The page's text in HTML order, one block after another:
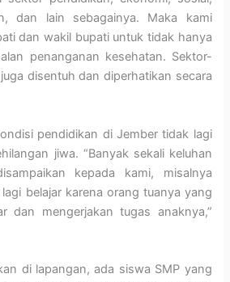
dan lain sebagainya. Maka kami
dan wakil bupati untuk tidak hanya
penanganan kesehatan. Sektor-
disentuh dan diperhatikan secara
pendidikan di Jember tidak lagi
jiwa. “Banyak sekali keluhan
kepada kami, misalnya
belajar karena orang tuanya yang
dan mengerjakan tugas anaknya,”
di lapangan, ada siswa SMP yang